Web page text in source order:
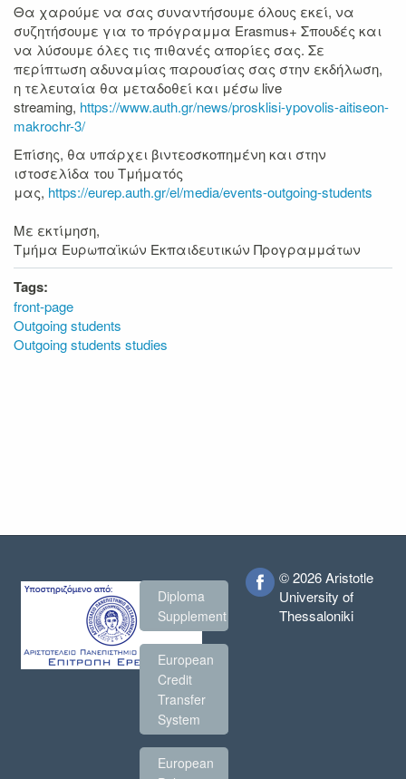
Θα χαρούμε να σας συναντήσουμε όλους εκεί, να
συζητήσουμε για το πρόγραμμα Erasmus+ Σπουδές και
να λύσουμε όλες τις πιθανές απορίες σας. Σε
περίπτωση αδυναμίας παρουσίας σας στην εκδήλωση,
η τελευταία θα μεταδοθεί και μέσω live
streaming, https://www.auth.gr/news/prosklisi-ypovolis-aitiseon-
makrochr-3/
Επίσης, θα υπάρχει βιντεοσκοπημένη και στην
ιστοσελίδα του Τμήματός
μας, https://eurep.auth.gr/el/media/events-outgoing-students
Με εκτίμηση,
Τμήμα Ευρωπαϊκών Εκπαιδευτικών Προγραμμάτων
Tags:
front-page
Outgoing students
Outgoing students studies
Diploma
Supplement
European
Credit
Transfer
System
European
© 2026 Aristotle
University of
Thessaloniki